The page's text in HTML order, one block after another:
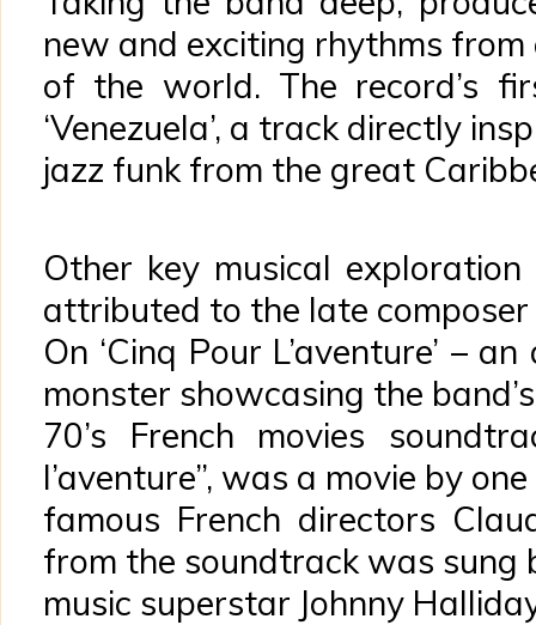
new and exciting rhythms from
of the world. The record’s
‘Venezuela’, a track directly
jazz funk from the great
Other key musical
attributed to the late composer
On ‘Cinq Pour L’aventure’ –
monster showcasing the
70’s French movies
l’aventure”, was a movie by
famous French directors
from the soundtrack was sung
music superstar Johnny